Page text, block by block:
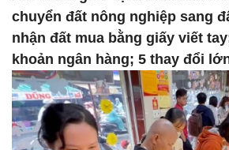
chuyển đất nông nghiệp sang
nhận đất mua bằng giấy viết
khoản ngân hàng; 5 thay đổi